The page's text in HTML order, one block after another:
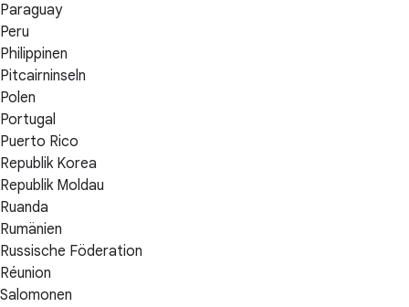
Paraguay
Peru
Philippinen
Pitcairninseln
Polen
Portugal
Puerto Rico
Republik Korea
Republik Moldau
Ruanda
Rumänien
Russische Föderation
Réunion
Salomonen